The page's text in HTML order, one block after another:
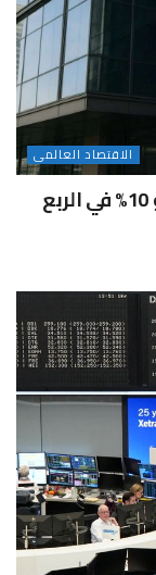
الاقتصاد العالمى
أعمال وارنر براذرز للبث عبر الإنترنت تنمو 10% في الربع